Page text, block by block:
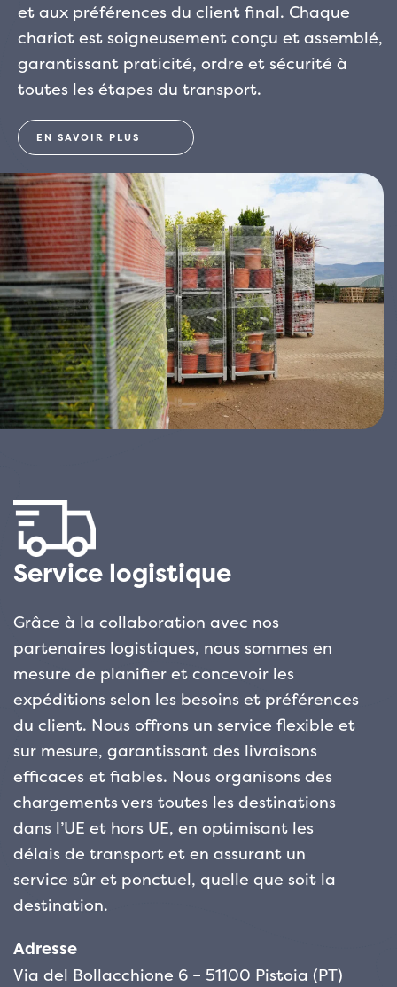
et aux préférences du client final. Chaque
chariot est soigneusement conçu et assemblé,
garantissant praticité, ordre et sécurité à
toutes les étapes du transport.
EN SAVOIR PLUS
Service logistique
Grâce à la collaboration avec nos
partenaires logistiques, nous sommes en
mesure de planifier et concevoir les
expéditions selon les besoins et préférences
du client. Nous offrons un service flexible et
sur mesure, garantissant des livraisons
efficaces et fiables. Nous organisons des
chargements vers toutes les destinations
dans l’UE et hors UE, en optimisant les
délais de transport et en assurant un
service sûr et ponctuel, quelle que soit la
destination.
Adresse
Via del Bollacchione 6 – 51100 Pistoia (PT)